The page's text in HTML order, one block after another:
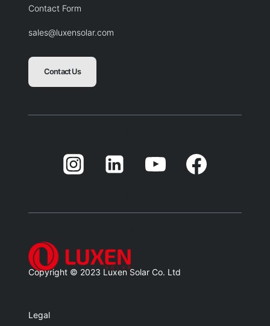
Contact Form
sales@luxensolar.com
Contact Us
Copyright © 2023 Luxen Solar Co. Ltd
Legal